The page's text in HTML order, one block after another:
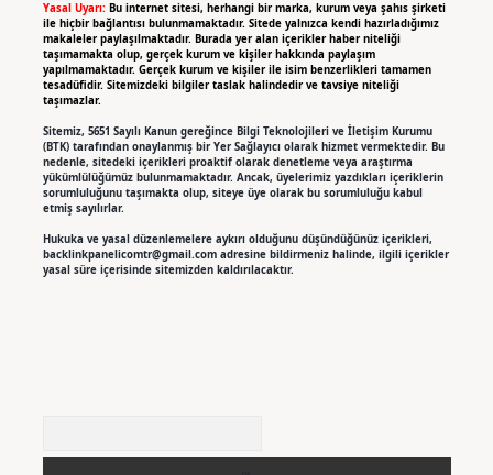
Yasal Uyarı: Bu internet sitesi, herhangi bir marka, kurum veya şahıs şirketi
ile hiçbir bağlantısı bulunmamaktadır. Sitede yalnızca kendi hazırladığımız
makaleler paylaşılmaktadır. Burada yer alan içerikler haber niteliği
taşımamakta olup, gerçek kurum ve kişiler hakkında paylaşım
yapılmamaktadır. Gerçek kurum ve kişiler ile isim benzerlikleri tamamen
tesadüfidir. Sitemizdeki bilgiler taslak halindedir ve tavsiye niteliği
taşımazlar.
Sitemiz, 5651 Sayılı Kanun gereğince Bilgi Teknolojileri ve İletişim Kurumu
(BTK) tarafından onaylanmış bir Yer Sağlayıcı olarak hizmet vermektedir. Bu
nedenle, sitedeki içerikleri proaktif olarak denetleme veya araştırma
yükümlülüğümüz bulunmamaktadır. Ancak, üyelerimiz yazdıkları içeriklerin
sorumluluğunu taşımakta olup, siteye üye olarak bu sorumluluğu kabul
etmiş sayılırlar.
Hukuka ve yasal düzenlemelere aykırı olduğunu düşündüğünüz içerikleri,
backlinkpanelicomtr@gmail.comadresine bildirmeniz halinde, ilgili içerikler
yasal süre içerisinde sitemizden kaldırılacaktır.